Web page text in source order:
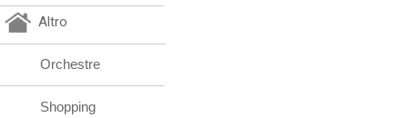
Altro
Orchestre
Shopping